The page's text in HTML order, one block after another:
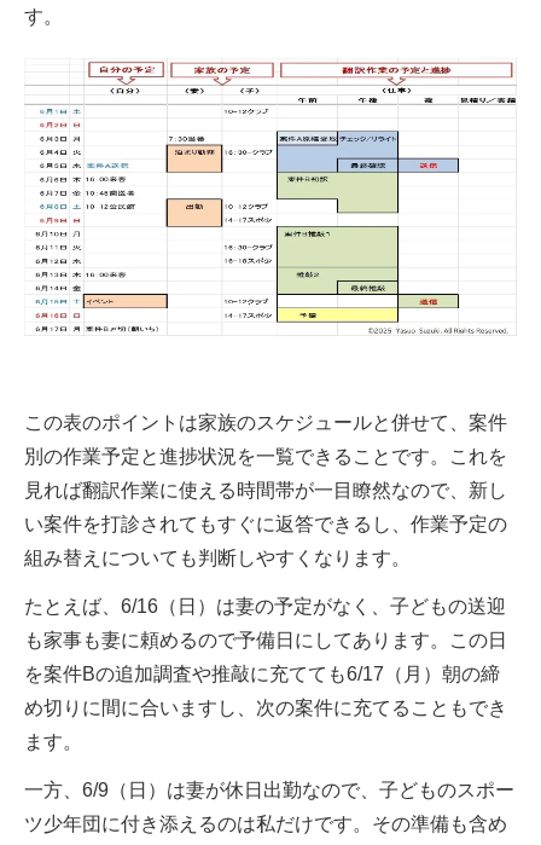
す。
この表のポイントは家族のスケジュールと併せて、案件
別の作業予定と進捗状況を一覧できることです。これを
見れば翻訳作業に使える時間帯が一目瞭然なので、新し
い案件を打診されてもすぐに返答できるし、作業予定の
組み替えについても判断しやすくなります。
たとえば、6/16（日）は妻の予定がなく、子どもの送迎
も家事も妻に頼めるので予備日にしてあります。この日
を案件Bの追加調査や推敲に充てても6/17（月）朝の締
め切りに間に合いますし、次の案件に充てることもでき
ます。
一方、6/9（日）は妻が休日出勤なので、子どものスポー
ツ少年団に付き添えるのは私だけです。その準備も含め